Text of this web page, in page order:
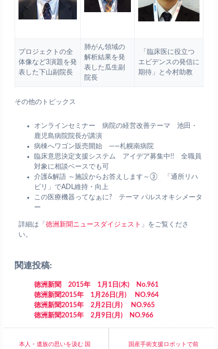
プロジェクトの全
体像など3演題を発
表した下山副院長
肺がん領域の
解析結果を発
表した瓜生副
院長
「臨床医に役立つ
エビデンスの発信に
期待」と今村助教
その他のトピックス
オンラインセミナー 病院の経営改善テーマ 池田・
鹿児島病院院長が講演
病棟へワゴン販売開始 ――札幌南病院
臨床意思決定支援システム アイデア募集中!! 全職員
対象に相談ベースでも可
介護&解語 ～施設からお答えします～③ 「通所リハ
ビリ」でADL維持・向上
この医療機器ってなぁに? テーマ パルスオキシメータ
ー
詳細は「 徳洲新聞ニュースダイジェスト 」をご覧くださ
い。
関連投稿:
徳洲新聞 2015年 1月1日(木) No.961
徳洲新聞2015年 1月26日(月) NO.964
徳洲新聞2015年 2月2日(月) NO.965
徳洲新聞2015年 2月9日(月) NO.966
本人・遺族の思いを汲む 国
国産手術支援ロボットで前